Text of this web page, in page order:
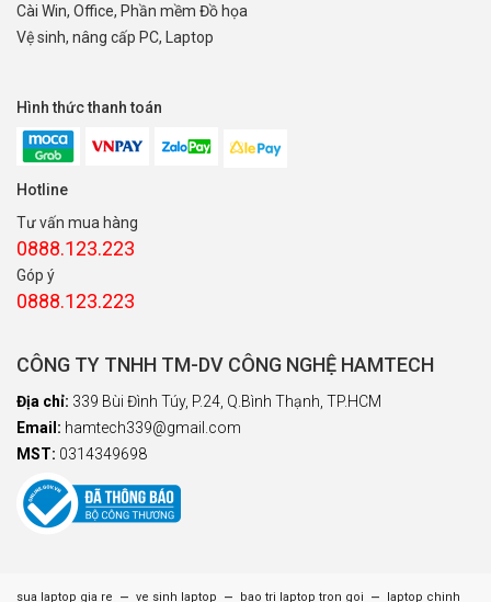
Cài Win, Office, Phần mềm Đồ họa
Vệ sinh, nâng cấp PC, Laptop
Hình thức thanh toán
Hotline
Tư vấn mua hàng
0888.123.223
Góp ý
0888.123.223
CÔNG TY TNHH TM-DV CÔNG NGHỆ HAMTECH
Địa chỉ: 339 Bùi Đình Túy, P.24, Q.Bình Thạnh, TP.HCM
Email: hamtech339@gmail.com
MST: 0314349698
sua laptop gia re – ve sinh laptop – bao tri laptop tron goi – laptop chinh